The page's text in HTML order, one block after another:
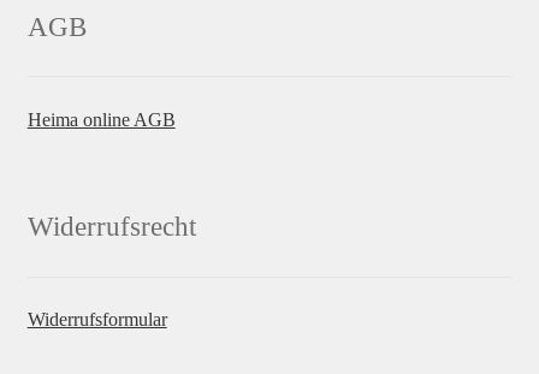
AGB
Heima online AGB
Widerrufsrecht
Widerrufsformular